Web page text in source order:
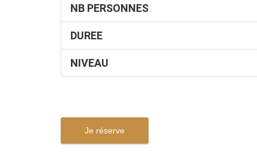
NB PERSONNES
DUREE
NIVEAU
Je réserve